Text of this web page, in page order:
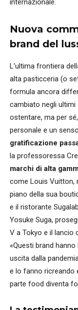
internazionale.
Nuova
brand del
L’ultima frontiera
alta pasticceria (o
formula ancora
cambiato negli ultimi
ostentare, ma per
personale e un
gratificazione
la professoressa
marchi di alta
come Louis Vuitton,
piano della sua
e il ristorante
Yosuke Suga,
V a Tokyo e il lancio
«Questi brand
uscita dalla
e lo fanno ricreando
parte food diventa